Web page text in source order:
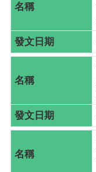
合
詢
關
規
網
草